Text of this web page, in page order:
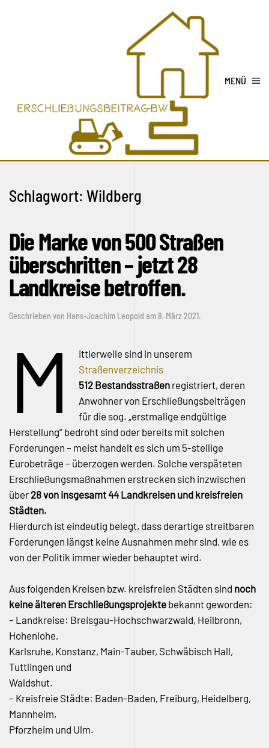
MENÜ
Schlagwort: Wildberg
Die Marke von 500 Straßen
überschritten – jetzt 28
Landkreise betroffen.
Geschrieben von Hans-Joachim Leopold am8. März 2021.
M
ittlerweile sind in unserem
Straßenverzeichnis
512 Bestandsstraßen registriert, deren
Anwohner von Erschließungsbeiträgen
für die sog. „erstmalige endgültige
Herstellung“ bedroht sind oder bereits mit solchen
Forderungen – meist handelt es sich um 5-stellige
Eurobeträge – überzogen werden. Solche verspäteten
Erschließungsmaßnahmen erstrecken sich inzwischen
über 28 von insgesamt 44 Landkreisen und kreisfreien
Städten.
Hierdurch ist eindeutig belegt, dass derartige streitbaren
Forderungen längst keine Ausnahmen mehr sind, wie es
von der Politik immer wieder behauptet wird.
Aus folgenden Kreisen bzw. kreisfreien Städten sind noch
keine älteren Erschließungsprojekte bekannt geworden:
– Landkreise: Breisgau-Hochschwarzwald, Heilbronn,
Hohenlohe,
Karlsruhe, Konstanz, Main-Tauber, Schwäbisch Hall,
Tuttlingen und
Waldshut.
– Kreisfreie Städte: Baden-Baden, Freiburg, Heidelberg,
Mannheim,
Pforzheim und Ulm.